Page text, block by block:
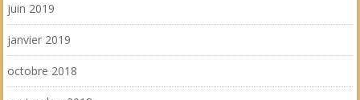
juin 2019
janvier 2019
octobre 2018